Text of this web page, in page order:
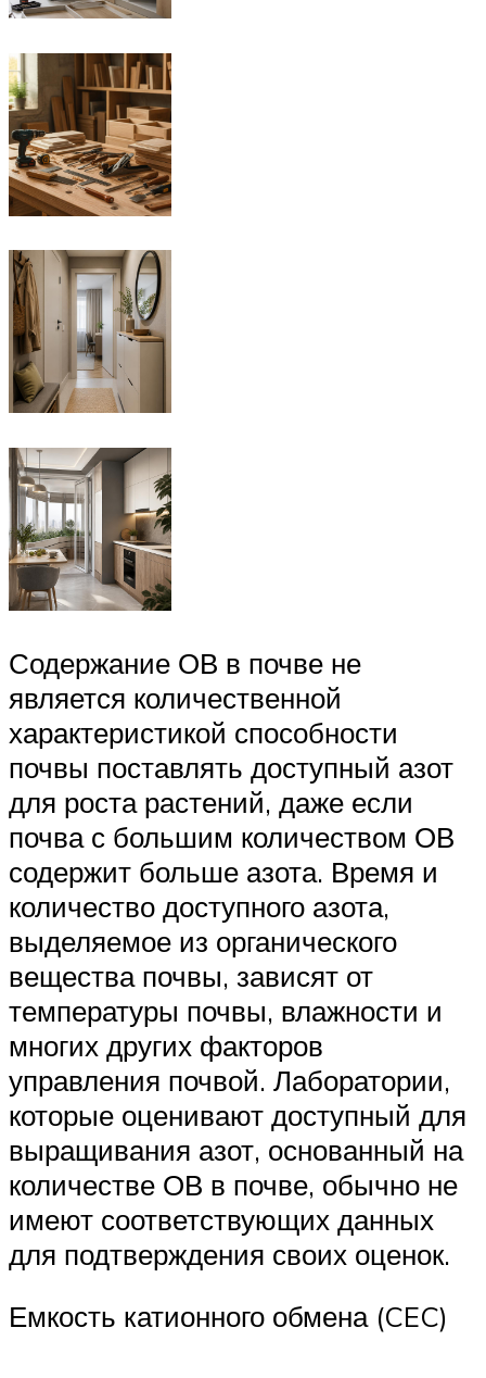
Содержание ОВ в почве не
является количественной
характеристикой способности
почвы поставлять доступный азот
для роста растений, даже если
почва с большим количеством ОВ
содержит больше азота. Время и
количество доступного азота,
выделяемое из органического
вещества почвы, зависят от
температуры почвы, влажности и
многих других факторов
управления почвой. Лаборатории,
которые оценивают доступный для
выращивания азот, основанный на
количестве ОВ в почве, обычно не
имеют соответствующих данных
для подтверждения своих оценок.
Емкость катионного обмена (CEC)